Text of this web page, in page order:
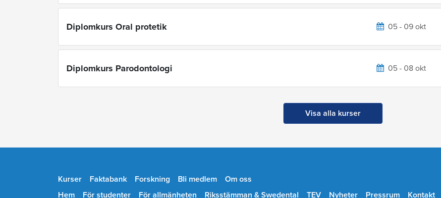
Diplomkurs Oral protetik 05 - 09 okt
Diplomkurs Parodontologi 05 - 08 okt
Visa alla kurser
Kurser Faktabank Forskning Bli medlem
Om oss
Hem
För studenter För allmänheten Riksstämman & Swedental TEV Nyheter Pressrum Kontakt